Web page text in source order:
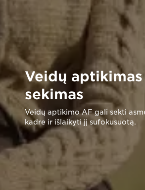
Veidų
sekimas
Veidų aptikimo AF gali sekti
kadre ir išlaikyti jį sufokusuotą.